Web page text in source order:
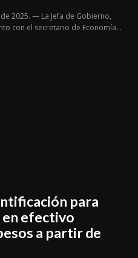
2025. — La Jefa de Gobierno,
con el secretario de Economía...
para
efectivo
a partir de